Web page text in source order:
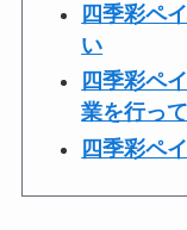
四季彩ペ
い
四季彩ペ
業を行っ
四季彩ペ